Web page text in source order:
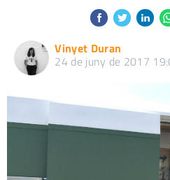
Vinyet Duran
24 de juny de 2017